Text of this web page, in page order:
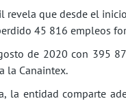
revela que desde el
45 816 empleos
de 2020 con 395
la Canaintex.
la entidad comparte